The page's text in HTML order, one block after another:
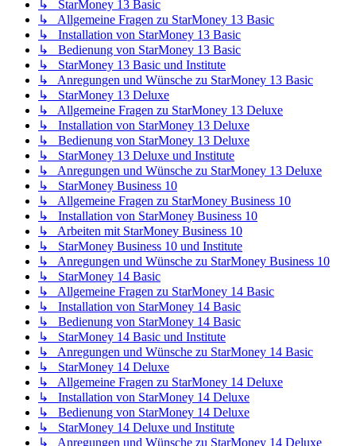
↳ StarMoney 13 Basic
↳ Allgemeine Fragen zu StarMoney 13 Basic
↳ Installation von StarMoney 13 Basic
↳ Bedienung von StarMoney 13 Basic
↳ StarMoney 13 Basic und Institute
↳ Anregungen und Wünsche zu StarMoney 13 Basic
↳ StarMoney 13 Deluxe
↳ Allgemeine Fragen zu StarMoney 13 Deluxe
↳ Installation von StarMoney 13 Deluxe
↳ Bedienung von StarMoney 13 Deluxe
↳ StarMoney 13 Deluxe und Institute
↳ Anregungen und Wünsche zu StarMoney 13 Deluxe
↳ StarMoney Business 10
↳ Allgemeine Fragen zu StarMoney Business 10
↳ Installation von StarMoney Business 10
↳ Arbeiten mit StarMoney Business 10
↳ StarMoney Business 10 und Institute
↳ Anregungen und Wünsche zu StarMoney Business 10
↳ StarMoney 14 Basic
↳ Allgemeine Fragen zu StarMoney 14 Basic
↳ Installation von StarMoney 14 Basic
↳ Bedienung von StarMoney 14 Basic
↳ StarMoney 14 Basic und Institute
↳ Anregungen und Wünsche zu StarMoney 14 Basic
↳ StarMoney 14 Deluxe
↳ Allgemeine Fragen zu StarMoney 14 Deluxe
↳ Installation von StarMoney 14 Deluxe
↳ Bedienung von StarMoney 14 Deluxe
↳ StarMoney 14 Deluxe und Institute
↳ Anregungen und Wünsche zu StarMoney 14 Deluxe